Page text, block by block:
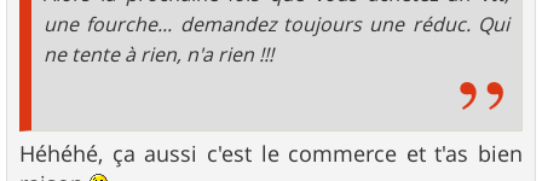
une fourche... demandez toujours une réduc. Qui
ne tente à rien, n'a rien !!!
Héhéhé, ça aussi c'est le commerce et t'as bien